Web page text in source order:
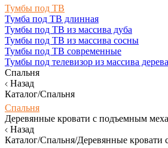
Тумбы под ТВ
Тумба под ТВ длинная
Тумбы под ТВ из массива дуба
Тумбы под ТВ из массива сосны
Тумбы под ТВ современные
Тумбы под телевизор из массива дерева
Спальня
Назад
Каталог/Спальня
Спальня
Деревянные кровати с подъемным
Назад
Каталог/Спальня/Деревянные кровати